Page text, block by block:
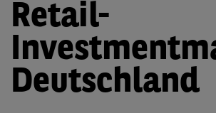
Retail-
Deutschland